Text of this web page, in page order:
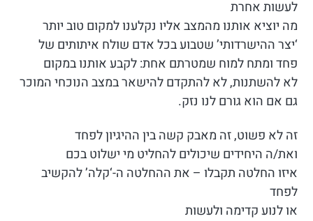
לעשות אחרת
מה יוציא אותנו מהמצב אליו נקלענו למקום טוב יותר
‘יצר ההישרדותי’ שטבוע בכל אדם שולח איתותים של
פחד ומתח למוח שמטרתם אחת: לקבע אותנו במקום
לא להשתנות, לא להתקדם להישאר במצב הנוכחי המוכר
גם אם הוא גורם לנו נזק.
זה לא פשוט, זה מאבק קשה בין ההיגיון לפחד
ואת/ה היחידים שיכולים להחליט מי ישלוט בכם
איזו החלטה תקבלו – את ההחלטה ה-‘קלה’ להקשיב
לפחד
או לנוע קדימה ולעשות